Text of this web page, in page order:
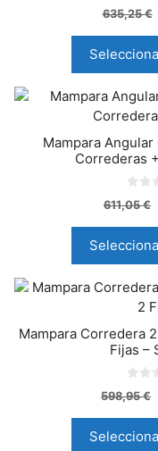
0
d
5
635,25€
Mampara
Correderas
0
d
5
611,05€
Mampara Corredera
Fijas –
0
d
5
598,95€